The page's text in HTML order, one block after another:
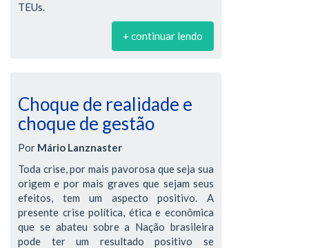
TEUs.
+ continuar lendo
Choque de realidade e
choque de gestão
Por Mário Lanznaster
Toda crise, por mais pavorosa que seja sua
origem e por mais graves que sejam seus
efeitos, tem um aspecto positivo. A
presente crise política, ética e econômica
que se abateu sobre a Nação brasileira
pode ter um resultado positivo se